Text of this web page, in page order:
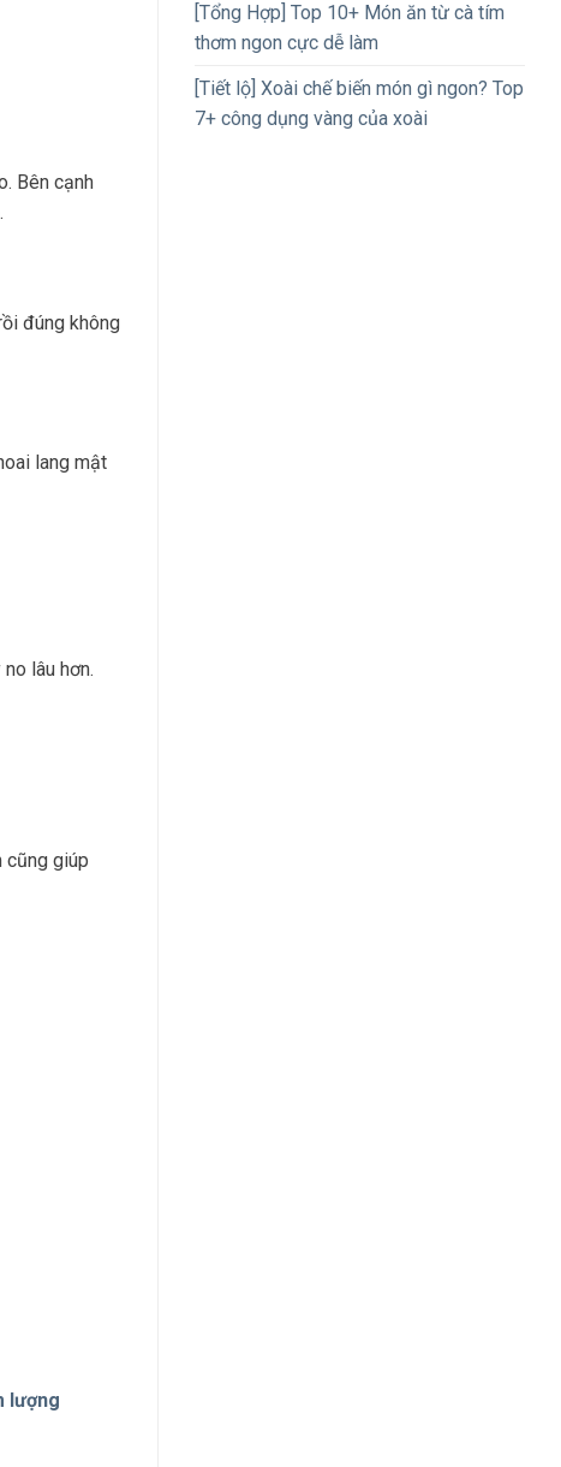
Bên cạnh
đúng không
lang mật
lâu hơn.
cũng giúp
lượng
[Tổng Hợp] Top 10+ Món ăn từ cà tím
thơm ngon cực dễ làm
[Tiết lộ] Xoài chế biến món gì ngon? Top
7+ công dụng vàng của xoài